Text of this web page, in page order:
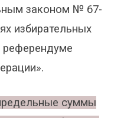
законом № 67-
избирательных
референдуме
суммы